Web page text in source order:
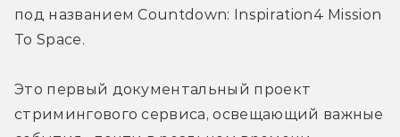
под названием Countdown: Inspiration4 Mission
To Space.
Это первый документальный проект
стримингового сервиса, освещающий важные